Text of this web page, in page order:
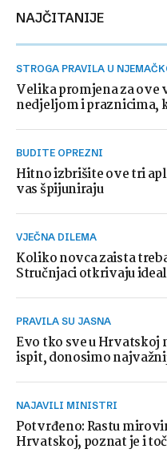
NAJČITANIJE
STROGA PRAVILA U
Velika promjena za ove
nedjeljom i praznicima,
BUDITE OPREZNI
Hitno izbrišite ove tri
vas špijuniraju
VJEČNA DILEMA
Koliko novca zaista
Stručnjaci otkrivaju
PRAVILA SU JASNA
Evo tko sve u
ispit, donosimo
NAJAVILI MINISTRI
Potvrđeno: Rastu
Hrvatskoj, poznat je i